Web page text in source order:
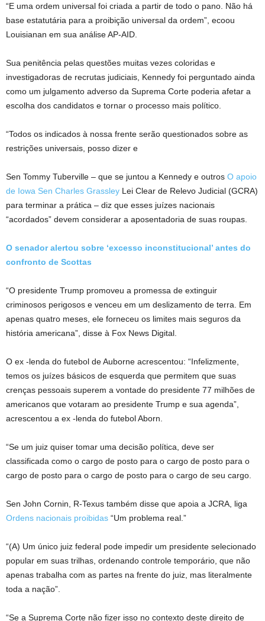
“E uma ordem universal foi criada a partir de todo o pano. Não há
base estatutária para a proibição universal da ordem”, ecoou
Louisianan em sua análise AP-AID.
Sua penitência pelas questões muitas vezes coloridas e
investigadoras de recrutas judiciais, Kennedy foi perguntado ainda
como um julgamento adverso da Suprema Corte poderia afetar a
escolha dos candidatos e tornar o processo mais político.
“Todos os indicados à nossa frente serão questionados sobre as
restrições universais, posso dizer e
Sen Tommy Tuberville – que se juntou a Kennedy e outros O apoio
de Iowa Sen Charles Grassley Lei Clear de Relevo Judicial (GCRA)
para terminar a prática – diz que esses juízes nacionais
“acordados” devem considerar a aposentadoria de suas roupas.
O senador alertou sobre ‘excesso inconstitucional’ antes do
confronto de Scottas
“O presidente Trump promoveu a promessa de extinguir
criminosos perigosos e venceu em um deslizamento de terra. Em
apenas quatro meses, ele forneceu os limites mais seguros da
história americana”, disse à Fox News Digital.
O ex -lenda do futebol de Auborne acrescentou: “Infelizmente,
temos os juízes básicos de esquerda que permitem que suas
crenças pessoais superem a vontade do presidente 77 milhões de
americanos que votaram ao presidente Trump e sua agenda”,
acrescentou a ex -lenda do futebol Aborn.
“Se um juiz quiser tomar uma decisão política, deve ser
classificada como o cargo de posto para o cargo de posto para o
cargo de posto para o cargo de posto para o cargo de seu cargo.
Sen John Cornin, R-Texus também disse que apoia a JCRA, liga
Ordens nacionais proibidas “Um problema real.”
“(A) Um único juiz federal pode impedir um presidente selecionado
popular em suas trilhas, ordenando controle temporário, que não
apenas trabalha com as partes na frente do juiz, mas literalmente
toda a nação”.
“Se a Suprema Corte não fizer isso no contexto deste direito de